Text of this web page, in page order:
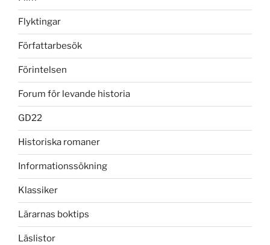
Flyktingar
Författarbesök
Förintelsen
Forum för levande historia
GD22
Historiska romaner
Informationssökning
Klassiker
Lärarnas boktips
Läslistor